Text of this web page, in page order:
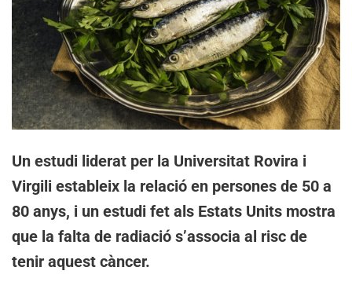
Un estudi liderat per la Universitat Rovira i
Virgili estableix la relació en persones de 50 a
80 anys, i un estudi fet als Estats Units mostra
que la falta de radiació s’associa al risc de
tenir aquest càncer.